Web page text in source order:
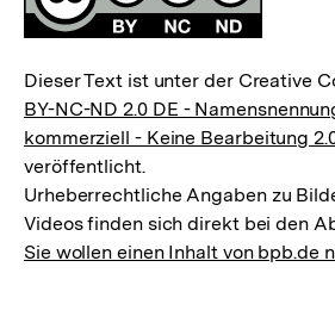
Dieser Text ist unter der Creative
BY-NC-ND 2.0 DE -
kommerziell - Keine Bearbeitung
veröffentlicht.
Urheberrechtliche Angaben zu
Videos finden sich direkt bei den
Sie wollen einen Inhalt von bpb.de